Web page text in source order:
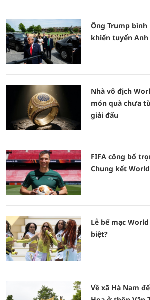
Ông Trump bình
khiến tuyển
Nhà vô địch
món quà chưa
giải đấu
FIFA công bố
Chung kết World
Lễ bế mạc
biệt?
Về xã Hà Nam